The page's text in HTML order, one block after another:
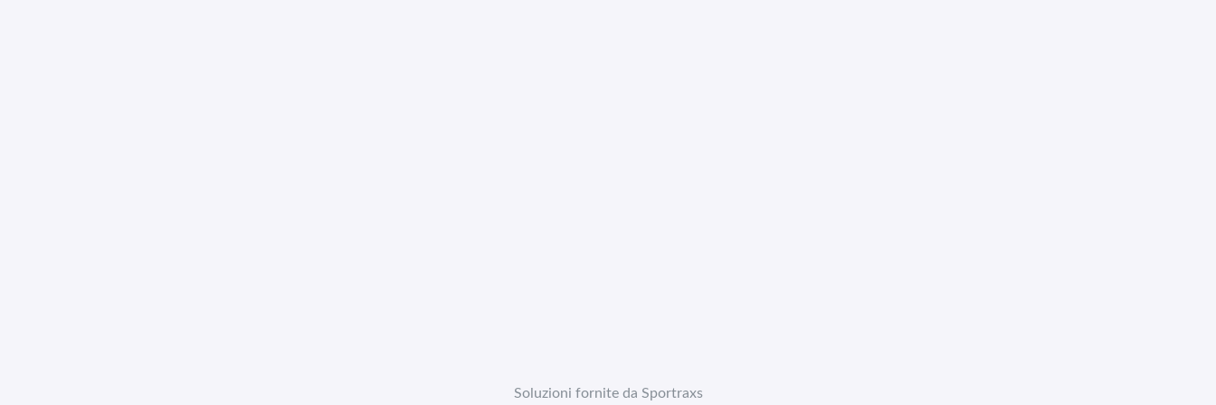
Soluzioni fornite da Sportraxs